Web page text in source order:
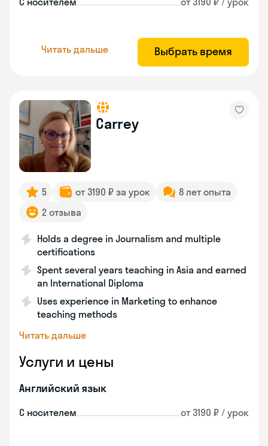
Читать дальше Выбрать время
Carrey
5 от 3190 ₽ за урок
8 лет опыта
2 отзыва
Holds a degree in Journalism and multiple
certifications
Spent several years teaching in Asia and earned
an International Diploma
Uses experience in Marketing to enhance
teaching methods
Читать дальше
Услуги и цены
Английский язык
С носителем от 3190 ₽ / урок